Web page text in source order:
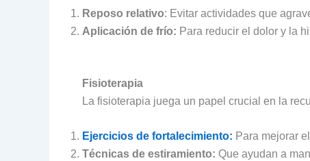
Reposo relativo: Evitar actividades que
Aplicación de frío: Para reducir el dolor y la
Fisioterapia
La fisioterapia juega un papel crucial en la
Ejercicios de fortalecimiento: Para mejorar
Técnicas de estiramiento: Que ayudan a